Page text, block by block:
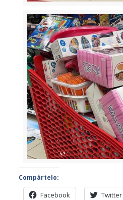
Compártelo:
Facebook Twitter